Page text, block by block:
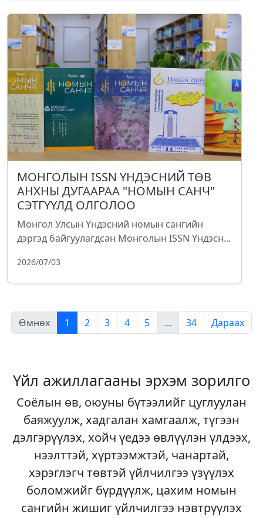
МОНГОЛЫН ISSN ҮНДЭСНИЙ ТӨВ
АНХНЫ ДУГААРАА "НОМЫН САНЧ"
СЭТГҮҮЛД ОЛГОЛОО
Монгол Улсын Үндэсний номын сангийн
дэргэд байгуулагдсан Монголын ISSN Үндэсн...
2026/07/03
Өмнөх 1 2 3 4 5 ... 34 Дараах
Үйл ажиллагааны эрхэм зорилго
Соёлын өв, оюуны бүтээлийг цуглуулан
баяжуулж, хадгалан хамгаалж, түгээн
дэлгэрүүлэх, хойч үедээ өвлүүлэн үлдээх,
нээлттэй, хүртээмжтэй, чанартай,
хэрэглэгч төвтэй үйлчилгээ үзүүлэх
боломжийг бүрдүүлж, цахим номын
сангийн жишиг үйлчилгээ нэвтрүүлэх